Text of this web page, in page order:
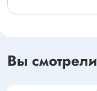
Вы смотрели